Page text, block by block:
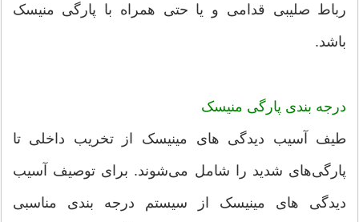
رباط صلیبی قدامی و یا حتی همراه با پارگی منیسک
باشد.
درجه بندی پارگی منیسک
طیف آسیب دیدگی های مینیسک از تخریب داخلی تا
پارگی‌های شدید را شامل می‌شوند. برای توصیف آسیب
دیدگی های مینیسک از سیستم درجه بندی مناسبی